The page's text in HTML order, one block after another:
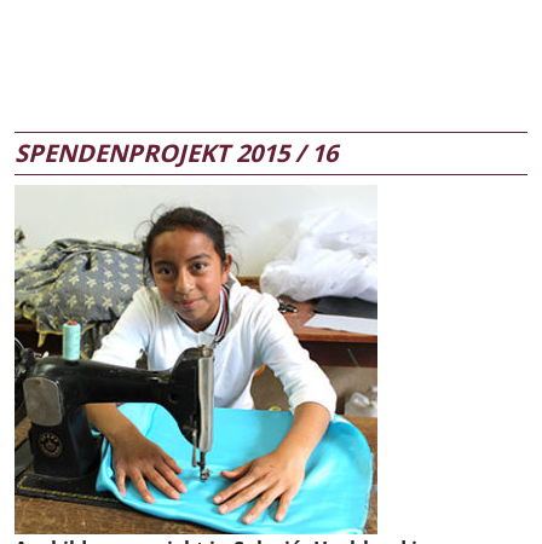
SPENDENPROJEKT 2015 / 16